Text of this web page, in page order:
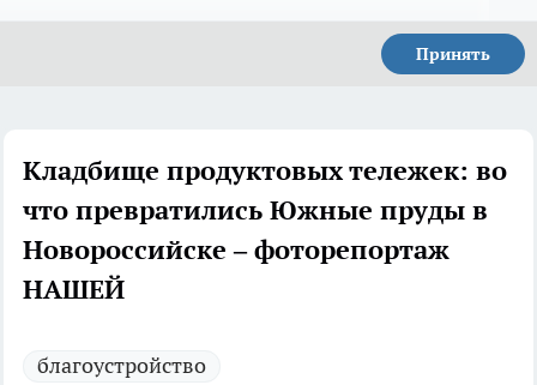
Принять
Кладбище продуктовых тележек: во
что превратились Южные пруды в
Новороссийске – фоторепортаж
НАШЕЙ
благоустройство